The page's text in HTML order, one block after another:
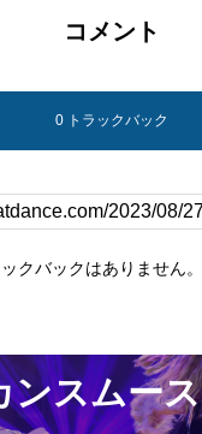
コメント
0 トラックバック
クバックはありません。
ンスムース